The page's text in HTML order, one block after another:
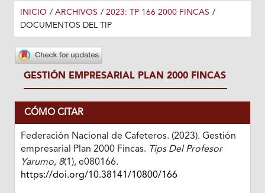
INICIO / ARCHIVOS / 2023: TP 166 2000 FINCAS /
DOCUMENTOS DEL TIP
GESTIÓN EMPRESARIAL PLAN 2000 FINCAS
CÓMO CITAR
Federación Nacional de Cafeteros. (2023). Gestión
empresarial Plan 2000 Fincas. Tips Del Profesor
Yarumo, 8(1), e080166.
https://doi.org/10.38141/10800/166